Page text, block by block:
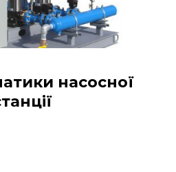
насосної